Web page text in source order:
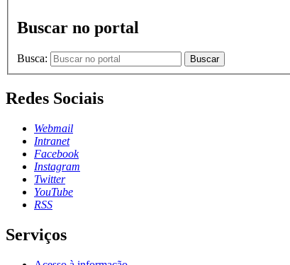
Buscar no portal
Busca: Buscar
Redes Sociais
Webmail
Intranet
Facebook
Instagram
Twitter
YouTube
RSS
Serviços